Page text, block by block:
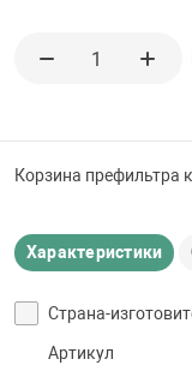
материалы
Корзина префильтра
Характеристики
Страна-
Артикул